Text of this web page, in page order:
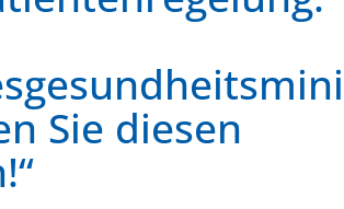
Sie diesen